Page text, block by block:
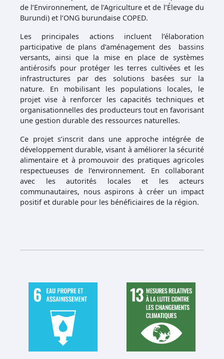
de l’Environnement, de l’Agriculture et de l’Élevage du
Burundi) et l’ONG burundaise COPED.
Les principales actions incluent l’élaboration
participative de plans d’aménagement des bassins
versants, ainsi que la mise en place de systèmes
antiérosifs pour protéger les terres cultivées et les
infrastructures par des solutions basées sur la
nature. En mobilisant les populations locales, le
projet vise à renforcer les capacités techniques et
organisationnelles des producteurs tout en favorisant
une gestion durable des ressources naturelles.
Ce projet s’inscrit dans une approche intégrée de
développement durable, visant à améliorer la sécurité
alimentaire et à promouvoir des pratiques agricoles
respectueuses de l’environnement. En collaborant
avec les autorités locales et les acteurs
communautaires, nous aspirons à créer un impact
positif et durable pour les bénéficiaires de la région.